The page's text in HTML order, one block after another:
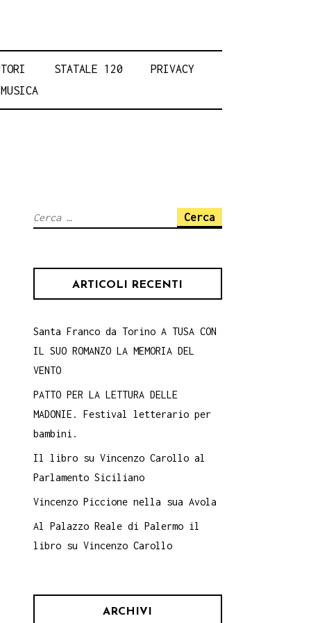
STATALE 120
PRIVACY
MUSICA
Ricerca
ARTICOLI RECENTI
Santa Franco da Torino A TUSA CON
IL SUO ROMANZO LA MEMORIA DEL
VENTO
PATTO PER LA LETTURA DELLE
MADONIE. Festival letterario per
bambini.
Il libro su Vincenzo Carollo al
Parlamento Siciliano
Vincenzo Piccione nella sua Avola
Al Palazzo Reale di Palermo il
libro su Vincenzo Carollo
ARCHIVI